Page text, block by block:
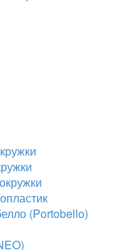
(Portobello)